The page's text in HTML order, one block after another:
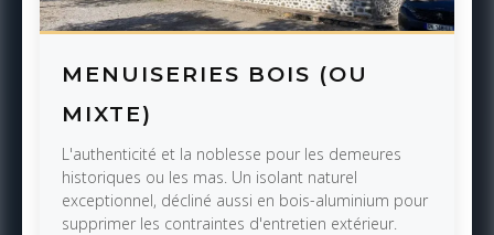
MENUISERIES BOIS (OU
MIXTE)
L'authenticité et la noblesse pour les demeures
historiques ou les mas. Un isolant naturel
exceptionnel, décliné aussi en bois-aluminium pour
supprimer les contraintes d'entretien extérieur.